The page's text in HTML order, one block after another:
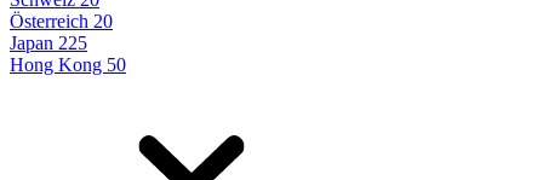
Österreich 20
Japan 225
Hong Kong 50